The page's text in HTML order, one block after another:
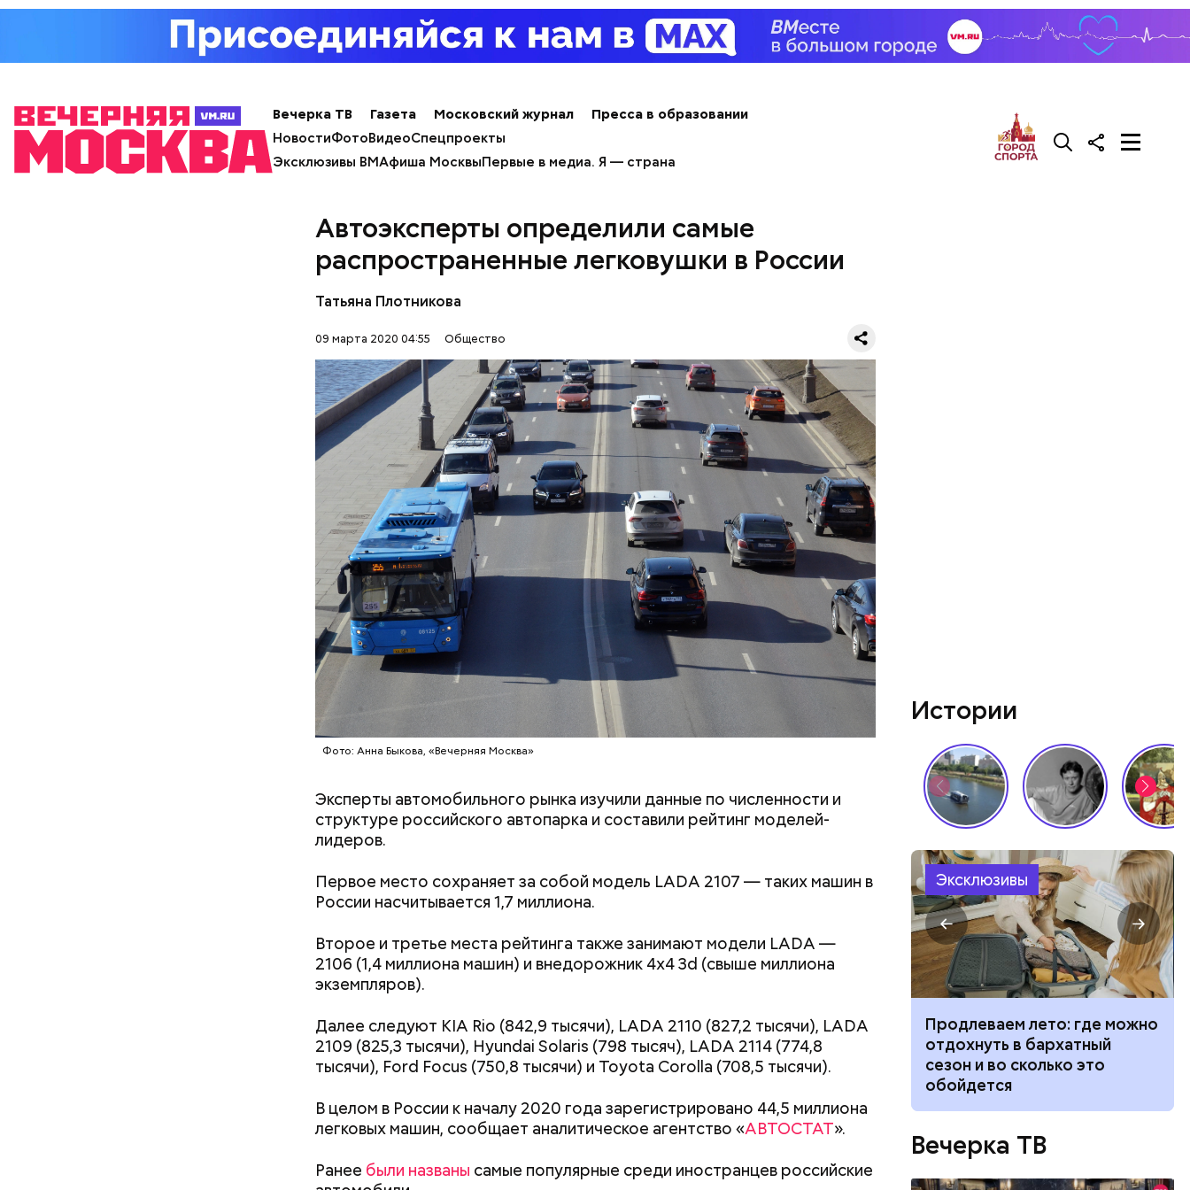
Вечерка ТВ Газета Московский журнал
Пресса в образовании
НовостиФотоВидеоСпецпроекты
Эксклюзивы ВМАфиша МосквыПервые в медиа. Я — страна
Автоэксперты определили самые
распространенные легковушки в России
Татьяна Плотникова
09 марта 2020 04:55 Общество
Фото: Анна Быкова, «Вечерняя Москва»
Эксперты автомобильного рынка изучили данные по численности и
структуре российского автопарка и составили рейтинг моделей-
лидеров.
Первое место сохраняет за собой модель LADA 2107 — таких машин в
России насчитывается 1,7 миллиона.
Второе и третье места рейтинга также занимают модели LADA —
2106 (1,4 миллиона машин) и внедорожник 4x4 3d (свыше миллиона
экземпляров).
Далее следуют KIA Rio (842,9 тысячи), LADA 2110 (827,2 тысячи), LADA
2109 (825,3 тысячи), Hyundai Solaris (798 тысяч), LADA 2114 (774,8
тысячи), Ford Focus (750,8 тысячи) и Toyota Corolla (708,5 тысячи).
В целом в России к началу 2020 года зарегистрировано 44,5 миллиона
легковых машин, сообщает аналитическое агентство «АВТОСТАТ».
Ранее были названы самые популярные среди иностранцев российские
Как рассказывает Житие, преподобный родился в городке Патаре. С
детства Николай проникся христианской религией и рано принял
решение посвятить свою жизнь Богу. Целыми днями отрок проводил в
Патарский, видя такое усердие, сделал юношу чтецом, а затем и
возвел в сан священника. Все богатства, полученные в наследство от
родителей, Николай отдал на дела милосердия. Со временем Николай
христианства. Ему также приписывают разрушение нескольких
языческих храмов и чудеса, творимые силой молитвы. Этот человек
воскрешал мертвых.
Как гласит предание, совершая паломничество в Иерусалим, Николай
Чудотворец по просьбе отчаявшихся путников молитвой успокоил
разбушевавшееся море.
А еще, удержав меч палача, святой Николай спас от смерти трех
Салат из сельдерея и картофеля с яблоками
Понадобятся:
Истории
Эксклюзивы
Быстрее теряют вкус и
портятся: какие продукты
нельзя хранить в
К концу августа станут
опаснее: как вести себя при
встрече со змеей и что
Продлеваем лето: где можно
отдохнуть в бархатный
сезон и во сколько это
обойдется
Вечерка ТВ